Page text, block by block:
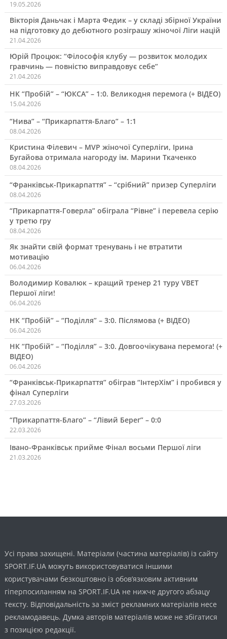
19.05.2026
Вікторія Даньчак і Марта Федик – у складі збірної України
на підготовку до дебютного розіграшу жіночої Ліги націй
21.04.2026
Юрій Процюк: “Філософія клубу — розвиток молодих
гравчинь — повністю виправдовує себе”
21.04.2026
НК “Пробій” – “ЮКСА” – 1:0. Великодня перемога (+ ВІДЕО)
15.04.2026
“Нива” – “Прикарпаття-Благо” – 1:1
08.04.2026
Кристина Філевич – MVP жіночої Суперліги, Ірина
Бугайова отримала нагороду ім. Марини Ткаченко
08.04.2026
“Франківськ-Прикарпаття” – “срібний” призер Суперліги
08.04.2026
“Прикарпаття-Говерла” обіграла “Рівне” і перевела серію
у третю гру
08.04.2026
Як знайти свій формат тренувань і не втратити
мотивацію
06.04.2026
Володимир Ковалюк – кращий тренер 21 туру VBET
Першої ліги!
06.04.2026
НК “Пробій” – “Поділля” – 3:0. Післямова (+ ВІДЕО)
06.04.2026
НК “Пробій” – “Поділля” – 3:0. Довгоочікувана перемога! (+
ВІДЕО)
06.04.2026
“Франківськ-Прикарпаття” обіграв “ІнтерХім” і пробився у
фінал Суперліги
27.03.2026
“Прикарпаття-Благо” – “Лівий Берег” – 0:0
22.03.2026
Івано-Франківськ прийме Фінал восьми Першої ліги
21.03.2026
Усі права захищені. Матеріали (частина матеріалів) із сайту
SPORT.IF.UA можуть використовуватися іншими
користувачами безкоштовно із обов’язковим активним
гіперпосиланням на SPORT.IF.UA не нижче другого абзацу
тексту. Відповідальність за зміст рекламних матеріалів несе
рекламодавець. Думка авторів матеріалів може не збігатися
з позицією редакції.